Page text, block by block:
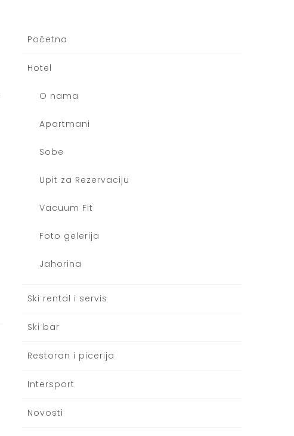
Početna
Hotel
O nama
Apartmani
Sobe
Upit za Rezervaciju
Vacuum Fit
Foto gelerija
Jahorina
Ski rental i servis
Ski bar
Restoran i picerija
Intersport
Novosti